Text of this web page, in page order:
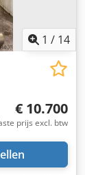
1 / 14
€ 10.700
prijs excl. btw